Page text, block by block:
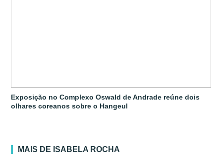
Exposição no Complexo Oswald de Andrade reúne dois
olhares coreanos sobre o Hangeul
MAIS DE ISABELA ROCHA